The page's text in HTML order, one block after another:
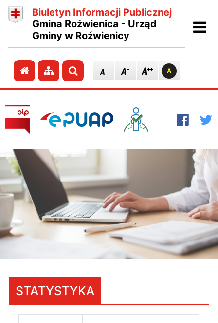
Biuletyn Informacji Publicznej
Gmina Roźwienica - Urząd
Gminy w Roźwienicy
Przejdź do strony głównej
Przejdź do mapy strony
Szukaj
STATYSTYKA